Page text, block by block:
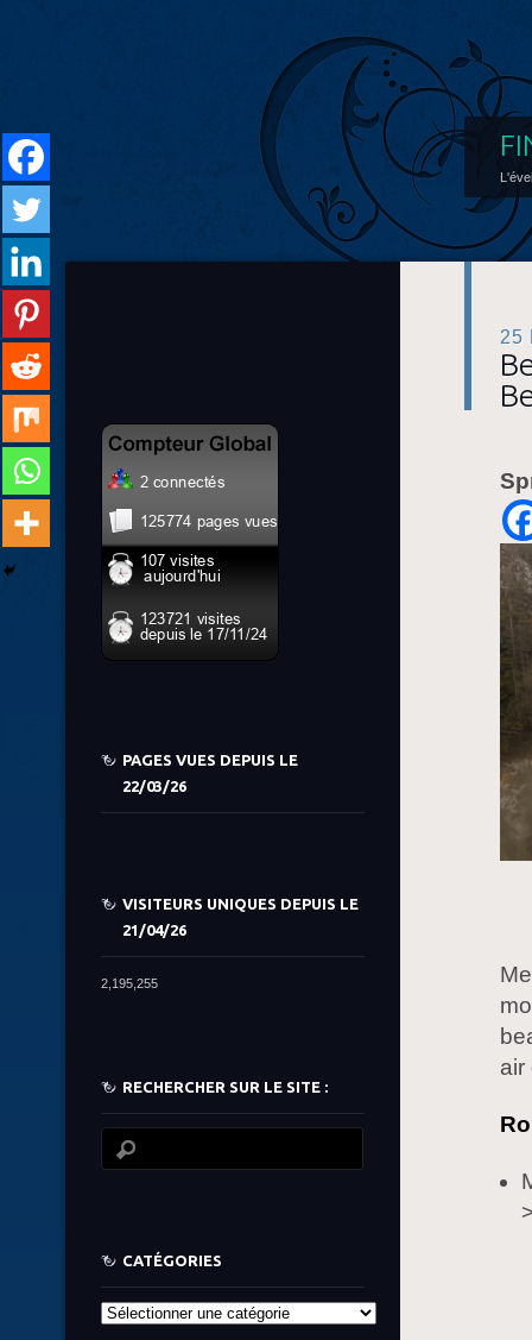
25
air
PAGES VUES DEPUIS LE
22/03/26
VISITEURS UNIQUES DEPUIS LE
21/04/26
2,195,255
RECHERCHER SUR LE SITE :
CATÉGORIES
Catégories